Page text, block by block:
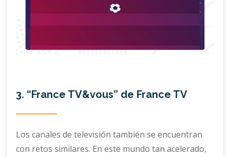
3. “France TV&vous” de France TV
Los canales de televisión también se encuentran
con retos similares. En este mundo tan acelerado,